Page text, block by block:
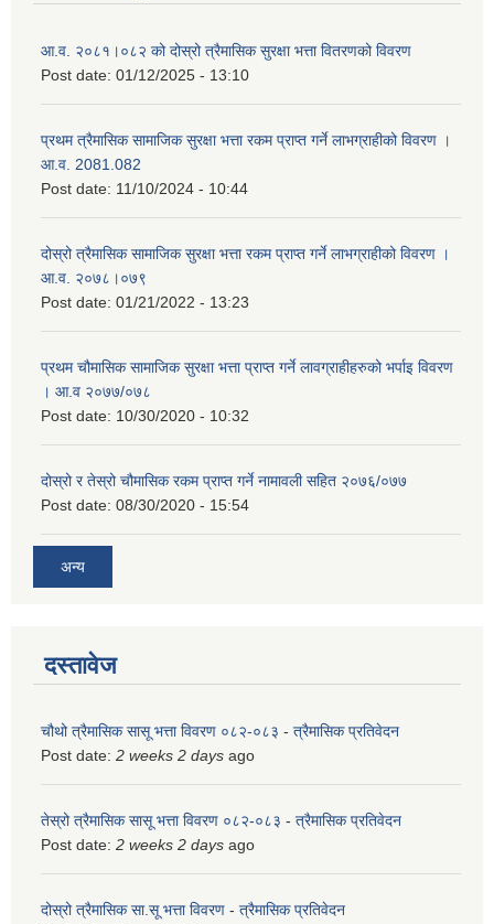
आ.व. २०८१।०८२ को दोस्रो त्रैमासिक सुरक्षा भत्ता वितरणको विवरण
Post date: 01/12/2025 - 13:10
प्रथम त्रैमासिक सामाजिक सुरक्षा भत्ता रकम प्राप्त गर्ने लाभग्राहीको विवरण ।
आ.व. 2081.082
Post date: 11/10/2024 - 10:44
दोस्रो त्रैमासिक सामाजिक सुरक्षा भत्ता रकम प्राप्त गर्ने लाभग्राहीको विवरण ।
आ.व. २०७८।०७९
Post date: 01/21/2022 - 13:23
प्रथम चौमासिक सामाजिक सुरक्षा भत्ता प्राप्त गर्ने लावग्राहीहरुको भर्पाइ विवरण
। आ.व २०७७/०७८
Post date: 10/30/2020 - 10:32
दोस्रो र तेस्रो चौमासिक रकम प्राप्त गर्ने नामावली सहित २०७६/०७७
Post date: 08/30/2020 - 15:54
अन्य
दस्तावेज
चौथो त्रैमासिक सासू भत्ता विवरण ०८२-०८३ - त्रैमासिक प्रतिवेदन
Post date: 2 weeks 2 days ago
तेस्रो त्रैमासिक सासू भत्ता विवरण ०८२-०८३ - त्रैमासिक प्रतिवेदन
Post date: 2 weeks 2 days ago
दोस्रो त्रैमासिक सा.सू भत्ता विवरण - त्रैमासिक प्रतिवेदन